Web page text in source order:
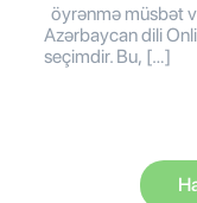
öyrənmə müsbət
Azərbaycan dili
seçimdir. Bu, […]